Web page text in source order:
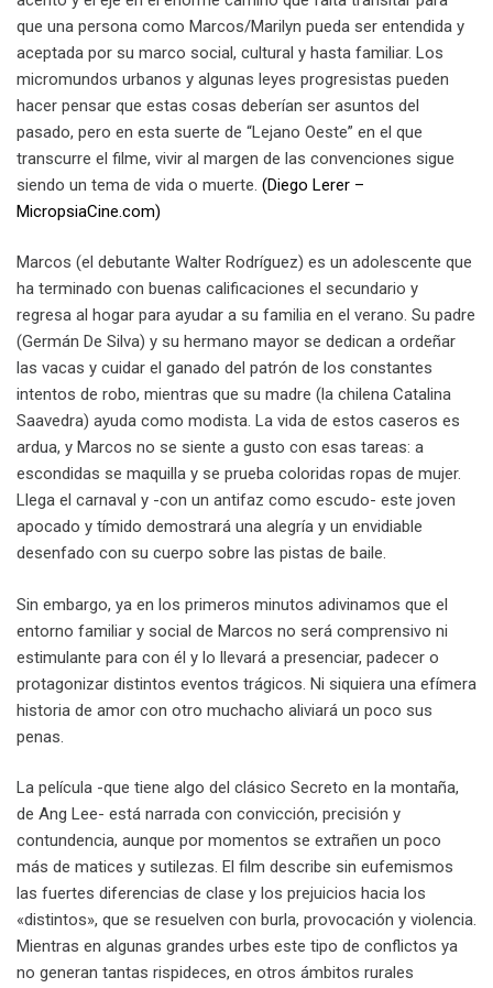
que una persona como Marcos/Marilyn pueda ser entendida y
aceptada por su marco social, cultural y hasta familiar. Los
micromundos urbanos y algunas leyes progresistas pueden
hacer pensar que estas cosas deberían ser asuntos del
pasado, pero en esta suerte de “Lejano Oeste” en el que
transcurre el filme, vivir al margen de las convenciones sigue
siendo un tema de vida o muerte. (Diego Lerer –
MicropsiaCine.com)
Marcos (el debutante Walter Rodríguez) es un adolescente que
ha terminado con buenas calificaciones el secundario y
regresa al hogar para ayudar a su familia en el verano. Su padre
(Germán De Silva) y su hermano mayor se dedican a ordeñar
las vacas y cuidar el ganado del patrón de los constantes
intentos de robo, mientras que su madre (la chilena Catalina
Saavedra) ayuda como modista. La vida de estos caseros es
ardua, y Marcos no se siente a gusto con esas tareas: a
escondidas se maquilla y se prueba coloridas ropas de mujer.
Llega el carnaval y -con un antifaz como escudo- este joven
apocado y tímido demostrará una alegría y un envidiable
desenfado con su cuerpo sobre las pistas de baile.
Sin embargo, ya en los primeros minutos adivinamos que el
entorno familiar y social de Marcos no será comprensivo ni
estimulante para con él y lo llevará a presenciar, padecer o
protagonizar distintos eventos trágicos. Ni siquiera una efímera
historia de amor con otro muchacho aliviará un poco sus
penas.
La película -que tiene algo del clásico Secreto en la montaña,
de Ang Lee- está narrada con convicción, precisión y
contundencia, aunque por momentos se extrañen un poco
más de matices y sutilezas. El film describe sin eufemismos
las fuertes diferencias de clase y los prejuicios hacia los
«distintos», que se resuelven con burla, provocación y violencia.
Mientras en algunas grandes urbes este tipo de conflictos ya
no generan tantas rispideces, en otros ámbitos rurales